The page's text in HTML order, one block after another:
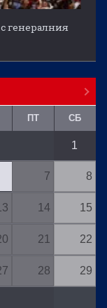
генералния
ПТ СБ
1
7 8
14 15
21 22
28 29